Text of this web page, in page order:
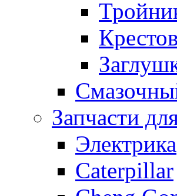
Запчасти
Электрика
Caterpillar